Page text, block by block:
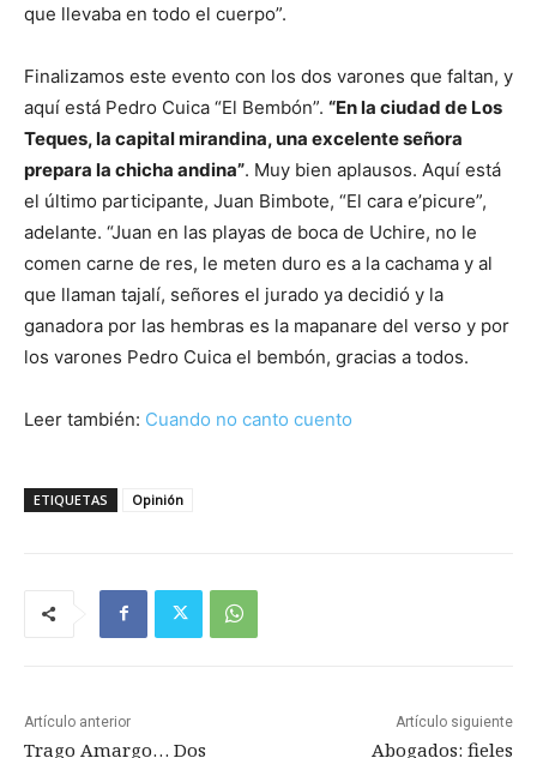
que llevaba en todo el cuerpo”.
Finalizamos este evento con los dos varones que faltan, y
aquí está Pedro Cuica “El Bembón”. “En la ciudad de Los
Teques, la capital mirandina, una excelente señora
prepara la chicha andina”. Muy bien aplausos. Aquí está
el último participante, Juan Bimbote, “El cara e’picure”,
adelante. “Juan en las playas de boca de Uchire, no le
comen carne de res, le meten duro es a la cachama y al
que llaman tajalí, señores el jurado ya decidió y la
ganadora por las hembras es la mapanare del verso y por
los varones Pedro Cuica el bembón, gracias a todos.
Leer también: Cuando no canto cuento
ETIQUETAS Opinión
Artículo anterior
Trago Amargo… Dos
Artículo siguiente
Abogados: fieles